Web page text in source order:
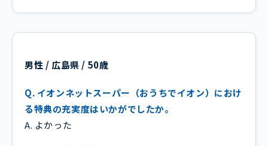
男性 / 広島県 / 50歳
Q. イオンネットスーパー（おうちでイオン）におけ
る特典の充実度はいかがでしたか。
A. よかった